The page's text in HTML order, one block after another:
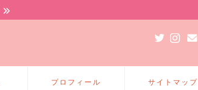
プロフィール サイトマップ